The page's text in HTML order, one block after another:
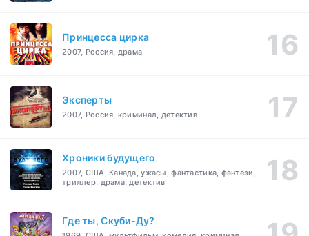
Принцесса цирка
2007, Россия, драма
Эксперты
2007, Россия, криминал, детектив
Хроники будущего
2007, США, Канада, ужасы, фантастика, фэнтези,
триллер, драма, детектив
Где ты, Скуби-Ду?